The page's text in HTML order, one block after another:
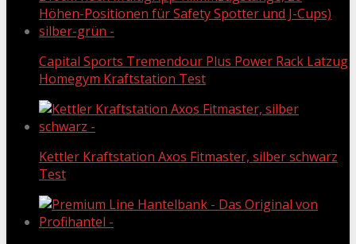
Capital Sports Tremendour Plus Power Rack Latzug
Homegym Kraftstation Test
Kettler Kraftstation Axos Fitmaster, silber schwarz
Test